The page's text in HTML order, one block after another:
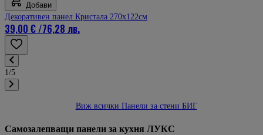
Добави
Декоративен панел Кристала 270х122см
39,00 €/76,28 лв.
1/5
Виж всички Панели за стени БИГ
Самозалепващи панели за кухня ЛУКС